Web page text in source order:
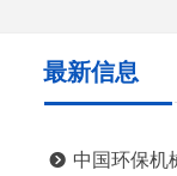
最新信息
뀹 中国环保机